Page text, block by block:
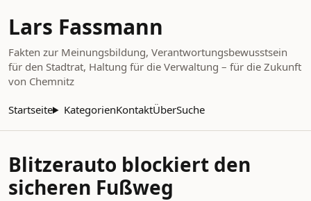
Lars Fassmann
Fakten zur Meinungsbildung, Verantwortungsbewusstsein
für den Stadtrat, Haltung für die Verwaltung – für die Zukunft
von Chemnitz
Startseite KategorienKontaktÜberSuche
Blitzerauto blockiert den
sicheren Fußweg